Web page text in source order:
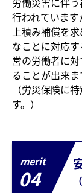
行われていま
上積み補償を
なことに対応
営の労働者に
ることが出来ま
（労災保険に
す。）
merit
04